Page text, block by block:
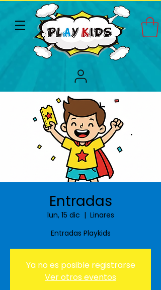
Entradas
lun, 15 dic
  |
Linares
Entradas Playkids
Ya no es posible registrarse
Ver otros eventos